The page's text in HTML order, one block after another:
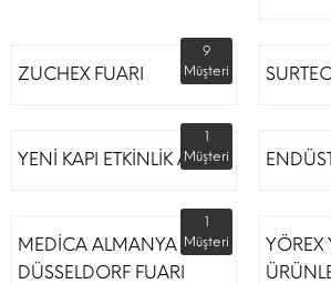
ZUCHEX FUARI
9
Müşteri
YENİ KAPI ETKİNLİK ALANI
1
Müşteri
MEDİCA ALMANYA
DÜSSELDORF FUARI
1
Müşteri
YÖREX